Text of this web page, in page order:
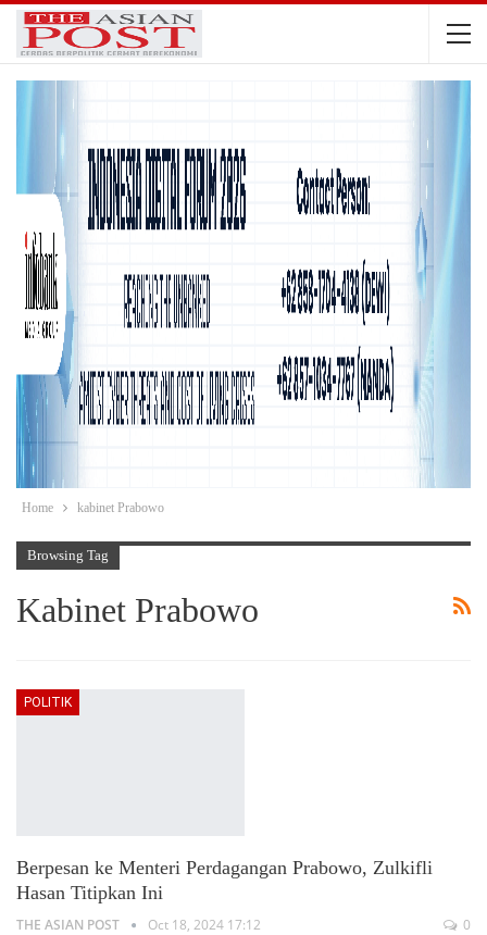
Home kabinet Prabowo
Browsing Tag
Kabinet Prabowo
POLITIK
Berpesan ke Menteri Perdagangan Prabowo, Zulkifli
Hasan Titipkan Ini
THE ASIAN POST Oct 18, 2024 17:12 0